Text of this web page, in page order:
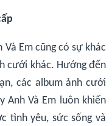
Và Em cũng có sự khác
cưới khác. Hướng đến
các album ảnh cưới
Anh Và Em luôn khiến
tình yêu, sức sống và